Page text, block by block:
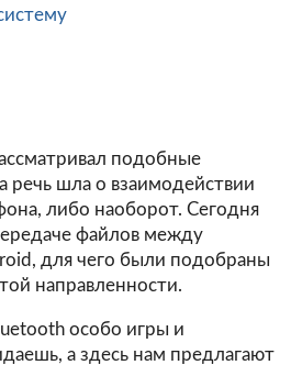
подобные
речь шла о взаимодействии
либо наоборот. Сегодня
файлов между
для чего были подобраны
направленности.
особо игры и
а здесь нам предлагают